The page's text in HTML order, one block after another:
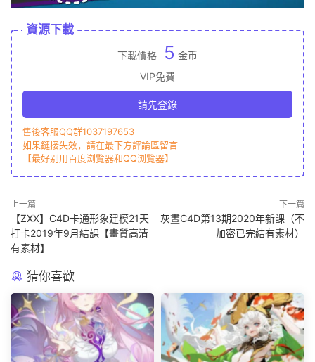
資源下載
下載價格 5 金币
VIP免費
請先登錄
售後客服QQ群1037197653
如果鏈接失效，請在最下方評論區留言
【最好别用百度浏覽器和QQ浏覽器】
上一篇
【ZXX】C4D卡通形象建模21天
打卡2019年9月結課【畫質高清
有素材】
下一篇
灰晝C4D第13期2020年新課（不
加密已完結有素材）
猜你喜歡